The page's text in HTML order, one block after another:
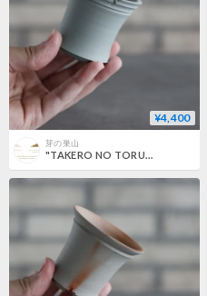
¥4,400
芽の巣山
"TAKERO NO TORUKO" (2号) no.802/147